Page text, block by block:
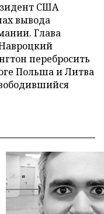
США
вывода
Глава
перебросить
Польша и Литва